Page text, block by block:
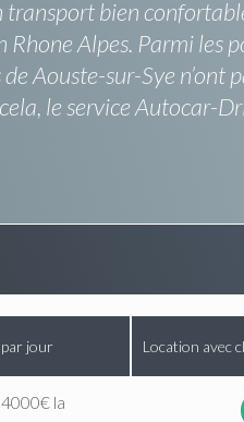
bien
Alpes. Parmi les
sur-Sye n’ont
le service Autocar-
par jour Location avec
la